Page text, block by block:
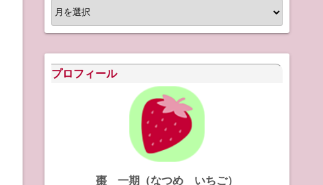
ア
ー
ブ
プロフィール
棗 一期（なつめ いちご）